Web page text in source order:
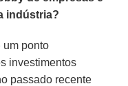
indústria?
um ponto
investimentos
passado recente